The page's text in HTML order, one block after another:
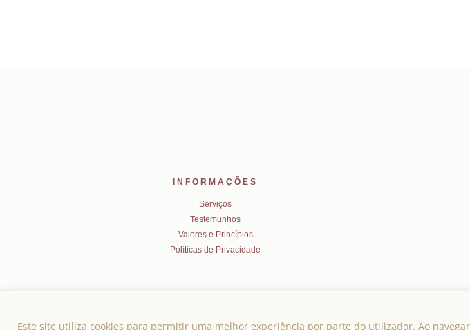
Este site utiliza cookies para permitir uma melhor experiência por parte do utilizador. Ao
INFORMAÇÕES
Serviços
Testemunhos
Valores e Princípios
Políticas de Privacidade
Fotografias: